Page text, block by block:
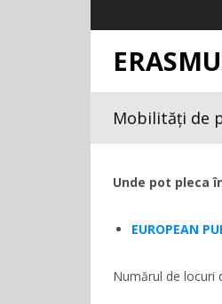
Mobilități de
Unde pot pleca
EUROPEAN
Numărul de locuri